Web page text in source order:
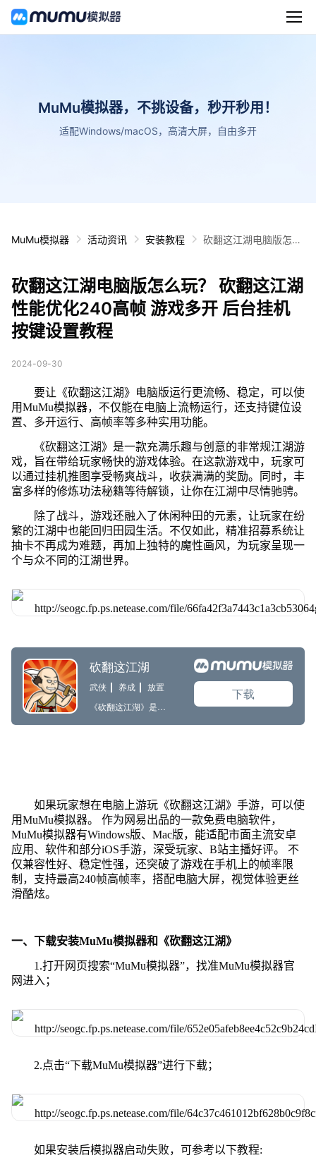
MuMu模拟器，不挑设备，秒开秒用！
适配Windows/macOS，高清大屏，自由多开
MuMu模拟器 活动资讯 安装教程
砍翻这江湖电脑版怎么
后台挂机 按键设置教程
砍翻这江湖电脑版怎么玩？ 砍翻这江湖
性能优化240高帧 游戏多开 后台挂机
按键设置教程
2024-09-30
要让《砍翻这江湖》电脑版运行更流畅、稳定，可以使
用MuMu模拟器，不仅能在电脑上流畅运行，还支持键位设
置、多开运行、高帧率等多种实用功能。
《砍翻这江湖》是一款充满乐趣与创意的非常规江湖游
戏，旨在带给玩家畅快的游戏体验。在这款游戏中，玩家可
以通过挂机推图享受畅爽战斗，收获满满的奖励。同时，丰
富多样的修炼功法秘籍等待解锁，让你在江湖中尽情驰骋。
除了战斗，游戏还融入了休闲种田的元素，让玩家在纷
繁的江湖中也能回归田园生活。不仅如此，精准招募系统让
抽卡不再成为难题，再加上独特的魔性画风，为玩家呈现一
个与众不同的江湖世界。
如果玩家想在电脑上游玩《砍翻这江湖》手游，可以使
用MuMu模拟器。 作为网易出品的一款免费电脑软件，
MuMu模拟器有Windows版、Mac版，能适配市面主流安卓
应用、软件和部分iOS手游，深受玩家、B站主播好评。 不
仅兼容性好、稳定性强，还突破了游戏在手机上的帧率限
制，支持最高240帧高帧率，搭配电脑大屏，视觉体验更丝
滑酷炫。
一、下载安装MuMu模拟器和《砍翻这江湖》
1.打开网页搜索“MuMu模拟器”，找准MuMu模拟器官
网进入；
2.点击“下载MuMu模拟器”进行下载；
如果安装后模拟器启动失败，可参考以下教程: